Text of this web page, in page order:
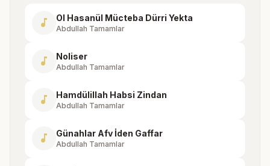
music_note Ol Hasanül Mücteba Dürri Yekta
Abdullah Tamamlar
music_note Noliser
Abdullah Tamamlar
music_note Hamdülillah Habsi Zindan
Abdullah Tamamlar
music_note Günahlar Afv İden Gaffar
Abdullah Tamamlar